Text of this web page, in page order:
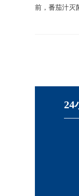
前，番茄汁灭
24